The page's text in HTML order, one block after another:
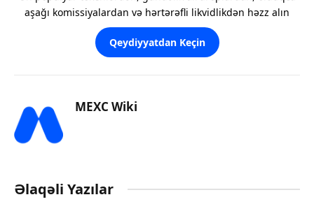
aşağı komissiyalardan və hərtərəfli likvidlikdən həzz alın
Qeydiyyatdan Keçin
MEXC Wiki
Əlaqəli Yazılar